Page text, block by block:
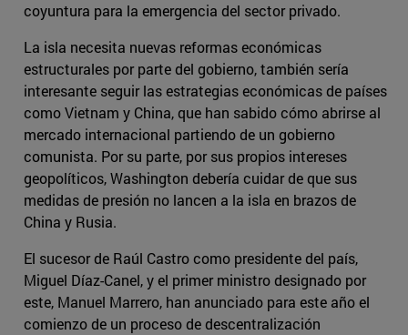
coyuntura para la emergencia del sector privado.
La isla necesita nuevas reformas económicas
estructurales por parte del gobierno, también sería
interesante seguir las estrategias económicas de países
como Vietnam y China, que han sabido cómo abrirse al
mercado internacional partiendo de un gobierno
comunista. Por su parte, por sus propios intereses
geopolíticos, Washington debería cuidar de que sus
medidas de presión no lancen a la isla en brazos de
China y Rusia.
El sucesor de Raúl Castro como presidente del país,
Miguel Díaz-Canel, y el primer ministro designado por
este, Manuel Marrero, han anunciado para este año el
comienzo de un proceso de descentralización